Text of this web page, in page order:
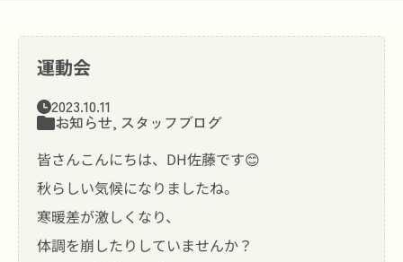
運動会
2023.10.11
お知らせ, スタッフブログ
皆さんこんにちは、DH佐藤です😊
秋らしい気候になりましたね。
寒暖差が激しくなり、
体調を崩したりしていませんか？